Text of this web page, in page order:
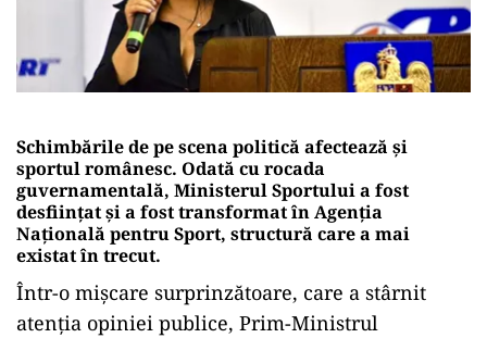
Schimbările de pe scena politică afectează și
sportul românesc. Odată cu rocada
guvernamentală, Ministerul Sportului a fost
desființat și a fost transformat în Agenția
Națională pentru Sport, structură care a mai
existat în trecut.
Într-o mișcare surprinzătoare, care a stârnit
atenția opiniei publice, Prim-Ministrul